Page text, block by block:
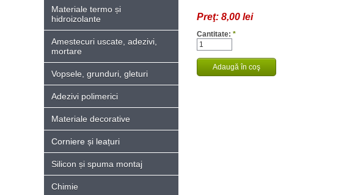
Materiale termo și
hidroizolante
Amestecuri uscate, adezivi,
mortare
Vopsele, grunduri, gleturi
Adezivi polimerici
Materiale decorative
Corniere și leațuri
Silicon și spuma montaj
Chimie
Preţ: 8,00 lei
Cantitate: *